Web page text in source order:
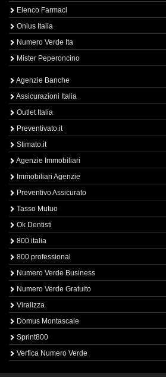
Elenco Farmaci
Onlus Italia
Numero Verde Ita
Mister Peperoncino
Agenzie Banche
Assicurazioni Italia
Outlet Italia
Preventivato.it
Stimato.it
Agenzie Immobiliari
Immobiliari Agenzie
Preventivo Assicurato
Tasso Mutuo
Ok Dentisti
800 italia
800 professional
Numero Verde Business
Numero Verde Gratuito
Viralizza
Domus Montascale
Sprint800
Verfica Numero Verde